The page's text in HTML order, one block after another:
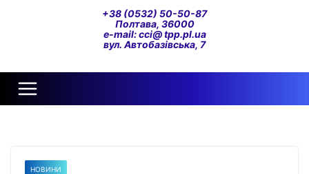
До уваги!
ОПИТУВАННЯ ОРГАНІЗАЦІЙ
ГРОМАДЯНСЬКОГО СУСПІЛЬСТВА
ЩОДО ЇХ ВЗАЄМОДІЇ З
ТА ОРГАНАМИ МІСЦЕВОГО
АГРАРНОГО ТА СІЛЬСЬКОГО
+38 (0532) 50-50-87
Полтава, 36000
e-mail: cci@ tpp.pl.ua
вул. Автобазівська, 7
НОВИНИ